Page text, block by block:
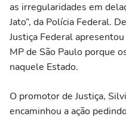
as irregularidades em
Jato”, da Polícia Federal.
Justiça Federal
MP de São Paulo porque
naquele Estado.
O promotor de Justiça,
encaminhou a ação